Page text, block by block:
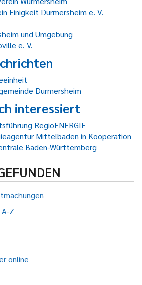
Einigkeit Durmersheim e. V.
und Umgebung
e. V.
Durmersheim
interessiert
RegioENERGIE
Mittelbaden in Kooperation
Baden-Württemberg
Z
online